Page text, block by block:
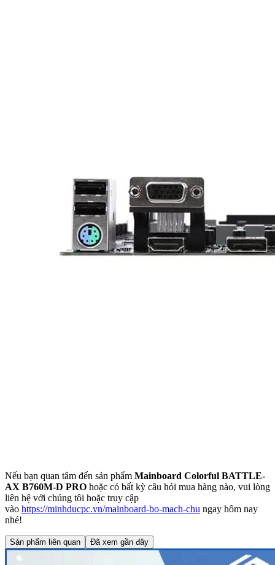
Nếu bạn quan tâm đến sản phẩm Mainboard Colorful BATTLE-
AX B760M-D PRO hoặc có bất kỳ câu hỏi mua hàng nào, vui lòng
liên hệ với chúng tôi hoặc truy cập
vào https://minhducpc.vn/mainboard-bo-mach-chu ngay hôm nay
nhé!
Sản phẩm liên quan Đã xem gần đây